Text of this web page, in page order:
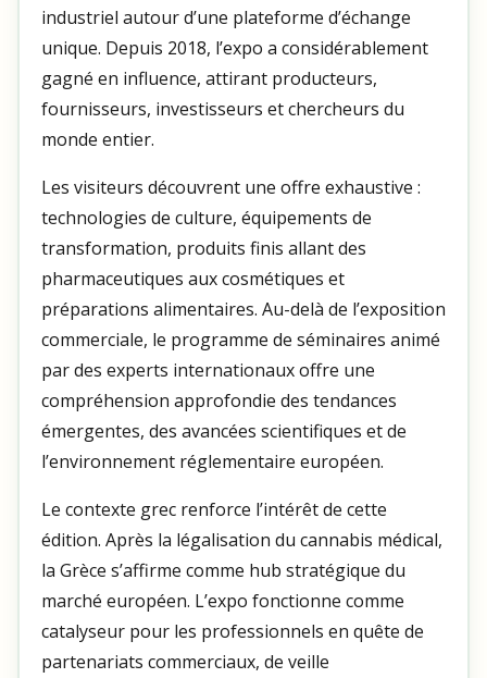
industriel autour d’une plateforme d’échange
unique. Depuis 2018, l’expo a considérablement
gagné en influence, attirant producteurs,
fournisseurs, investisseurs et chercheurs du
monde entier.
Les visiteurs découvrent une offre exhaustive :
technologies de culture, équipements de
transformation, produits finis allant des
pharmaceutiques aux cosmétiques et
préparations alimentaires. Au-delà de l’exposition
commerciale, le programme de séminaires animé
par des experts internationaux offre une
compréhension approfondie des tendances
émergentes, des avancées scientifiques et de
l’environnement réglementaire européen.
Le contexte grec renforce l’intérêt de cette
édition. Après la légalisation du cannabis médical,
la Grèce s’affirme comme hub stratégique du
marché européen. L’expo fonctionne comme
catalyseur pour les professionnels en quête de
partenariats commerciaux, de veille